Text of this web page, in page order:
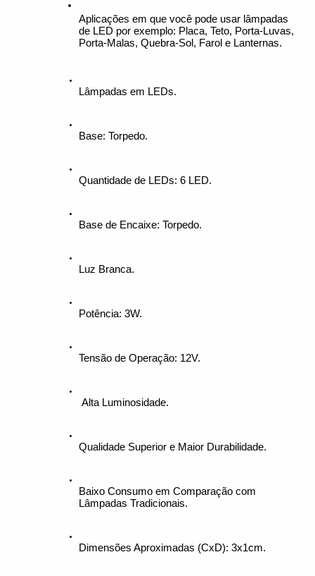
Aplicações em que você pode usar lâmpadas
de LED por exemplo: Placa, Teto, Porta-Luvas,
Porta-Malas, Quebra-Sol, Farol e Lanternas.
Lâmpadas em LEDs.
Base: Torpedo.
Quantidade de LEDs: 6 LED.
Base de Encaixe: Torpedo.
Luz Branca.
Potência: 3W.
Tensão de Operação: 12V.
Alta Luminosidade.
Qualidade Superior e Maior Durabilidade.
Baixo Consumo em Comparação com
Lâmpadas Tradicionais.
Dimensões Aproximadas (CxD): 3x1cm.